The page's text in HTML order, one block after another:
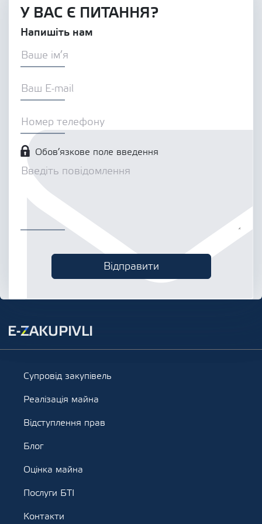
У ВАС Є ПИТАННЯ?
Напишіть нам
Обов’язкове поле введення
Супровід закупівель
Реалізація майна
Відступлення прав
Блог
Оцінка майна
Послуги БТІ
Контакти